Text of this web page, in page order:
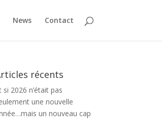
News Contact
récents
si 2026 n’était pas
une nouvelle
un nouveau cap